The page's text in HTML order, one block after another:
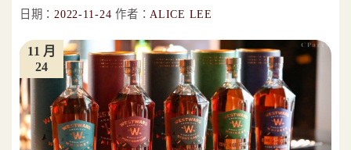
日期：2022-11-24 作者：ALICE LEE
24
11 月